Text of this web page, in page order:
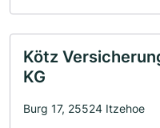
Kötz
KG
Burg 17, 25524 Itzehoe